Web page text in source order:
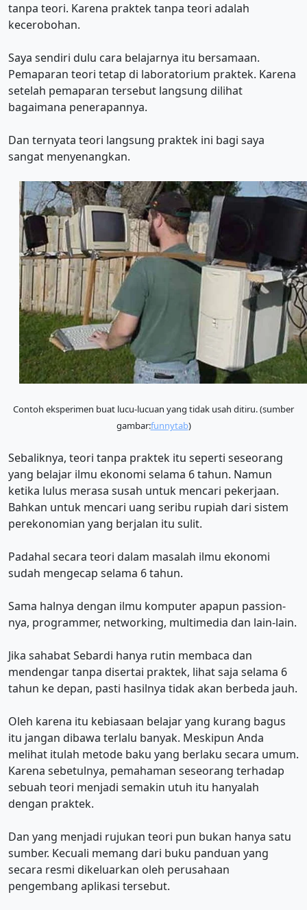
tanpa teori. Karena praktek tanpa teori adalah
kecerobohan.
Saya sendiri dulu cara belajarnya itu bersamaan.
Pemaparan teori tetap di laboratorium praktek. Karena
setelah pemaparan tersebut langsung dilihat
bagaimana penerapannya.
Dan ternyata teori langsung praktek ini bagi saya
sangat menyenangkan.
Contoh eksperimen buat lucu-lucuan yang tidak usah ditiru. (sumber
gambar:funnytab)
Sebaliknya, teori tanpa praktek itu seperti seseorang
yang belajar ilmu ekonomi selama 6 tahun. Namun
ketika lulus merasa susah untuk mencari pekerjaan.
Bahkan untuk mencari uang seribu rupiah dari sistem
perekonomian yang berjalan itu sulit.
Padahal secara teori dalam masalah ilmu ekonomi
sudah mengecap selama 6 tahun.
Sama halnya dengan ilmu komputer apapun passion-
nya, programmer, networking, multimedia dan lain-lain.
Jika sahabat Sebardi hanya rutin membaca dan
mendengar tanpa disertai praktek, lihat saja selama 6
tahun ke depan, pasti hasilnya tidak akan berbeda jauh.
Oleh karena itu kebiasaan belajar yang kurang bagus
itu jangan dibawa terlalu banyak. Meskipun Anda
melihat itulah metode baku yang berlaku secara umum.
Karena sebetulnya, pemahaman seseorang terhadap
sebuah teori menjadi semakin utuh itu hanyalah
dengan praktek.
Dan yang menjadi rujukan teori pun bukan hanya satu
sumber. Kecuali memang dari buku panduan yang
secara resmi dikeluarkan oleh perusahaan
pengembang aplikasi tersebut.